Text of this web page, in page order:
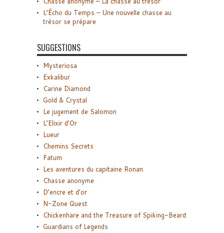
L’Écho du Temps – Une nouvelle chasse au
trésor se prépare
SUGGESTIONS
Mysteriosa
Exkalibur
Carine Diamond
Gold & Crystal
Le jugement de Salomon
L’Elixir d’Or
Lueur
Chemins Secrets
Fatum
Les aventures du capitaine Ronan
Chasse anonyme
D’encre et d’or
N-Zone Quest
Chickenhare and the Treasure of Spiking-Beard
Guardians of Legends